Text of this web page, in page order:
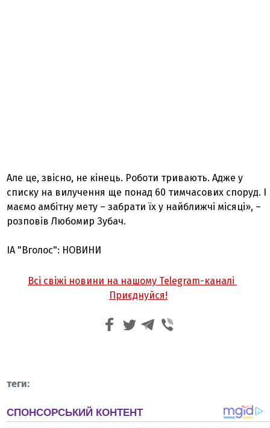
Але це, звісно, не кінець. Роботи тривають. Адже у
списку на вилучення ще понад 60 тимчасових споруд. І
маємо амбітну мету – забрати їх у найближчі місяці», –
розповів Любомир Зубач.
ІА "Вголос": НОВИНИ
Всі свіжі новини на нашому Telegram-каналі
Приєднуйся!